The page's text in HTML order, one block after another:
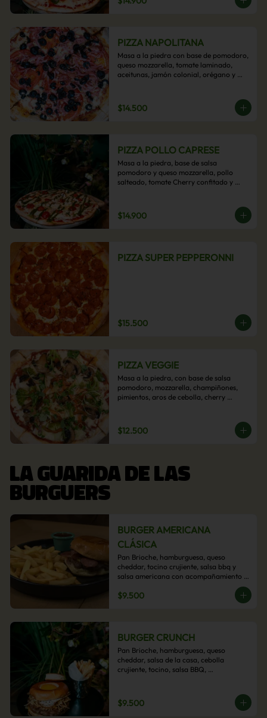
PIZZA NAPOLITANA
Masa a la piedra con base de pomodoro,
queso mozzarella, tomate laminado,
aceitunas, jamón colonial, orégano y
$14.500
PIZZA POLLO CAPRESE
Masa a la piedra, base de salsa
pomodoro y queso mozzarella, pollo
salteado, tomate Cherry confitado y
$14.900
PIZZA SUPER PEPPERONNI
$15.500
PIZZA VEGGIE
Masa a la piedra, con base de salsa
pomodoro, mozzarella, champiñones,
pimientos, aros de cebolla, cherry
$12.500
LA GUARIDA DE LAS
BURGUERS
BURGER AMERICANA
CLÁSICA
Pan Brioche, hamburguesa, queso
cheddar, tocino crujiente, salsa bbq y
salsa americana con acompañamiento
$9.500
BURGER CRUNCH
Pan Brioche, hamburguesa, queso
cheddar, salsa de la casa, cebolla
crujiente, tocino, salsa BBQ,
$9.500